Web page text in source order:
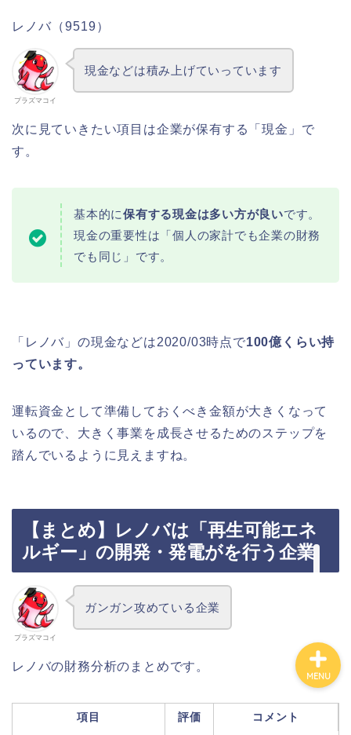
レノバ（9519）
プラズマコイ
現金などは積み上げていっています
次に見ていきたい項目は企業が保有する「現金」で
す。
基本的に保有する現金は多い方が良いです。
現金の重要性は「個人の家計でも企業の財務
でも同じ」です。
「レノバ」の現金などは2020/03時点で100億くらい持
っています。
運転資金として準備しておくべき金額が大きくなって
いるので、大きく事業を成長させるためのステップを
踏んでいるように見えますね。
【まとめ】レノバは「再生可能エネ
ルギー」の開発・発電がを行う企業
プラズマコイ
ガンガン攻めている企業
レノバの財務分析のまとめです。
項目 評価 コメント
MENU
カテゴリ別おすすめ株◯
選
おすすめ読書の要約
ビジネス・仕事